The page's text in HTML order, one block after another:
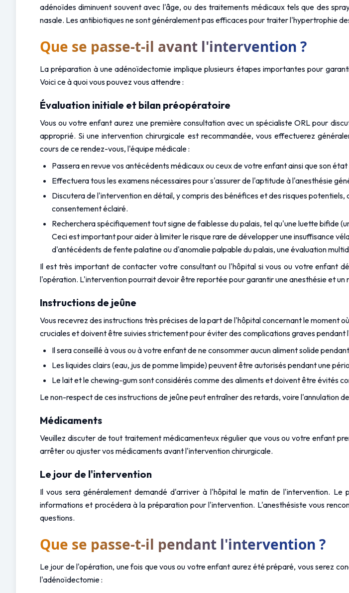
adénoïdes diminuent souvent avec l'âge, ou des traitements médicaux tels que des
nasale. Les antibiotiques ne sont généralement pas efficaces pour traiter l'hypertrophie
Que se passe-t-il avant l'intervention ?
La préparation à une adénoïdectomie implique plusieurs étapes importantes pour
Voici ce à quoi vous pouvez vous attendre :
Évaluation initiale et bilan préopératoire
Vous ou votre enfant aurez une première consultation avec un spécialiste ORL pour
approprié. Si une intervention chirurgicale est recommandée, vous effectuerez
cours de ce rendez-vous, l'équipe médicale :
Passera en revue vos antécédents médicaux ou ceux de votre enfant ainsi que son
Effectuera tous les examens nécessaires pour s'assurer de l'aptitude à l'anesthésie
Discutera de l'intervention en détail, y compris des bénéfices et des risques
consentement éclairé.
Recherchera spécifiquement tout signe de faiblesse du palais, tel qu'une luette bifide
Ceci est important pour aider à limiter le risque rare de développer une insuffisance
d'antécédents de fente palatine ou d'anomalie palpable du palais, une évaluation
Il est très important de contacter votre consultant ou l'hôpital si vous ou votre enfant
l'opération. L'intervention pourrait devoir être reportée pour garantir une anesthésie et un
Instructions de jeûne
Vous recevrez des instructions très précises de la part de l'hôpital concernant le moment
cruciales et doivent être suivies strictement pour éviter des complications graves pendant
Il sera conseillé à vous ou à votre enfant de ne consommer aucun aliment solide
Les liquides clairs (eau, jus de pomme limpide) peuvent être autorisés pendant une
Le lait et le chewing-gum sont considérés comme des aliments et doivent être évités
Le non-respect de ces instructions de jeûne peut entraîner des retards, voire l'annulation
Médicaments
Veuillez discuter de tout traitement médicamenteux régulier que vous ou votre enfant
arrêter ou ajuster vos médicaments avant l'intervention chirurgicale.
Le jour de l'intervention
Il vous sera généralement demandé d'arriver à l'hôpital le matin de l'intervention.
informations et procédera à la préparation pour l'intervention. L'anesthésiste vous
questions.
Que se passe-t-il pendant l'intervention ?
Le jour de l'opération, une fois que vous ou votre enfant aurez été préparé, vous serez
l'adénoïdectomie :